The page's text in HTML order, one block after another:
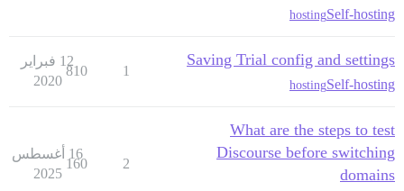
Self-hosting
hosting
Saving Trial config and settings
Self-hosting
hosting
1
810
12 فبراير
2020
What are the steps to test
Discourse before switching
domains
2
160
16 أغسطس
2025